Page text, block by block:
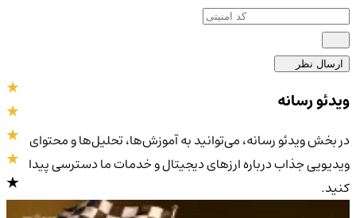
ارسال نظر
4.9/5
ویدئو رسانه
در بخش ویدئو رسانه، می‌توانید به آموزش‌ها، تحلیل‌ها و محتوای
ویدیویی جذاب درباره ارزهای دیجیتال و خدمات ما دسترسی پیدا
کنید.